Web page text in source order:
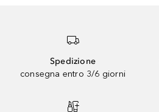
Spedizione
consegna entro 3/6 giorni